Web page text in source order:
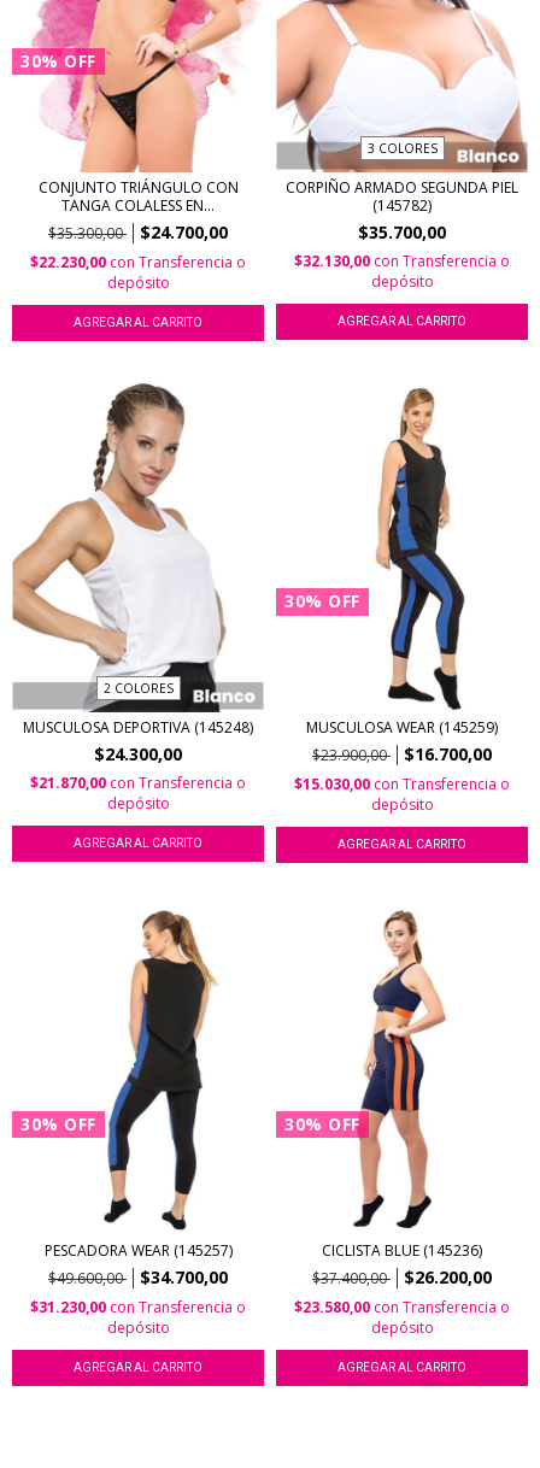
30%OFF
CONJUNTO TRIÁNGULO CON
TANGA COLALESS EN...
$35.300,00
$24.700,00
$22.230,00 con Transferencia o
depósito
AGREGAR AL CARRITO
3 COLORES
CORPIÑO ARMADO SEGUNDA PIEL
(145782)
$35.700,00
$32.130,00 con Transferencia o
depósito
AGREGAR AL CARRITO
2 COLORES
MUSCULOSA DEPORTIVA (145248)
$24.300,00
$21.870,00 con Transferencia o
depósito
AGREGAR AL CARRITO
30% OFF
MUSCULOSA WEAR (145259)
$23.900,00
$16.700,00
$15.030,00 con Transferencia o
depósito
AGREGAR AL CARRITO
30% OFF
PESCADORA WEAR (145257)
$49.600,00
$34.700,00
$31.230,00 con Transferencia o
depósito
AGREGAR AL CARRITO
30% OFF
CICLISTA BLUE (145236)
$37.400,00
$26.200,00
$23.580,00 con Transferencia o
depósito
AGREGAR AL CARRITO